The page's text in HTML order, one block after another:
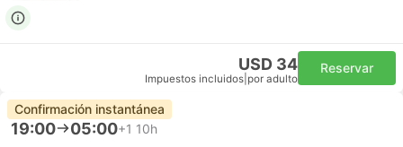
USD 34
Impuestos incluidos por adulto
Reservar
Confirmación instantánea
19:00 05:00+1 10h